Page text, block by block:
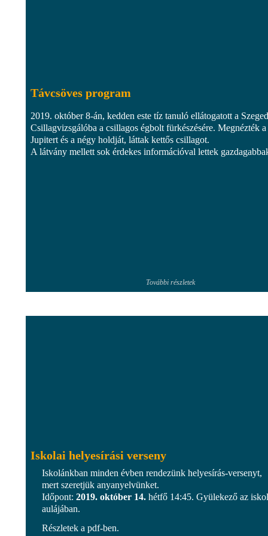
Távcsöves program
2019. október 8-án, kedden este tíz tanuló ellátogatott a
Csillagvizsgálóba a csillagos égbolt fürkészésére. Megnézték a
Jupitert és a négy holdját, láttak kettős csillagot.
A látvány mellett sok érdekes információval lettek
További részletek
Iskolai helyesírási verseny
Iskolánkban minden évben rendezünk helyesírás-versenyt,
mert szeretjük anyanyelvünket.
Időpont: 2019. október 14. hétfő 14:45. Gyülekező az
aulájában.
Részletek a pdf-ben.